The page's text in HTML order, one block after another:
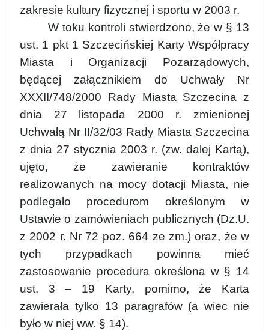
zakresie kultury fizycznej i sportu w 2003 r.
W toku kontroli stwierdzono, że w § 13
ust. 1 pkt 1 Szczecińskiej Karty Współpracy
Miasta i Organizacji Pozarządowych,
będącej załącznikiem do Uchwały Nr
XXXII/748/2000 Rady Miasta Szczecina z
dnia 27 listopada 2000 r. zmienionej
Uchwałą Nr II/32/03 Rady Miasta Szczecina
z dnia 27 stycznia 2003 r. (zw. dalej Kartą),
ujęto, że zawieranie kontraktów
realizowanych na mocy dotacji Miasta, nie
podlegało procedurom określonym w
Ustawie o zamówieniach publicznych (Dz.U.
z 2002 r. Nr 72 poz. 664 ze zm.) oraz, że w
tych przypadkach powinna mieć
zastosowanie procedura określona w § 14
ust. 3 – 19 Karty, pomimo, że Karta
zawierała tylko 13 paragrafów (a wiec nie
było w niej ww. § 14).